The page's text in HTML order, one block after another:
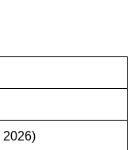
2026)